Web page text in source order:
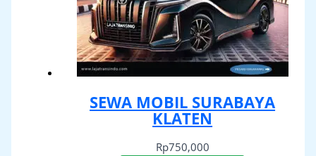
SEWA MOBIL SURABAYA
KLATEN
Rp750,000